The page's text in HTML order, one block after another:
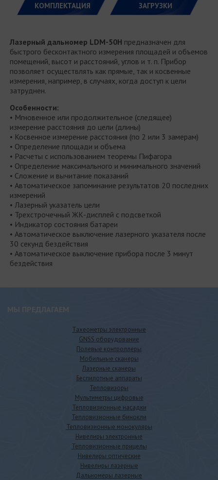
КОМПЛЕКТАЦИЯ ЗАГРУЗКИ
Лазерный дальномер LDM-50H предназначен для
быстрого бесконтактного измерения площадей и объемов
помещений, высот и расстояний, углов и т. п. Прибор
позволяет осуществлять как прямые, так и косвенные
измерения, например, в случаях, когда доступ к цели
затруднен.
Особенности:
• Мгновенное или продолжительное (следящее)
измерение расстояния до цели (длины)
• Косвенное измерение расстояния (по 2 или 3 замерам)
• Определение площади и объема
• Расчеты с использованием теоремы Пифагора
• Определение максимального и минимального значений
• Сложение и вычитание показаний
• Автоматическое запоминание результатов 20 последних
измерений
• Лазерный указатель цели
• Трехстрочечный ЖК-дисплей с подсветкой
• Индикатор состояния батареи
• Автоматическое выключение лазерного указателя после
30 секунд бездействия
• Автоматическое выключение прибора после 3 минут
бездействия
МЫ ПРЕДЛАГАЕМ
Тахеометры электронные
GNSS оборудование
Полевые контроллеры
Мобильные сканеры
Лазерные сканеры
Беспилотные аппараты
Тепловизоры
Мультиметры цифровые
Тепловизионные насадки
Тепловизионные бинокли
Тепловизионные монокуляры
Нивелиры электронные
Тепловизионные прицелы
Нивелиры оптические
Нивелиры лазерные
Дальномеры лазерные